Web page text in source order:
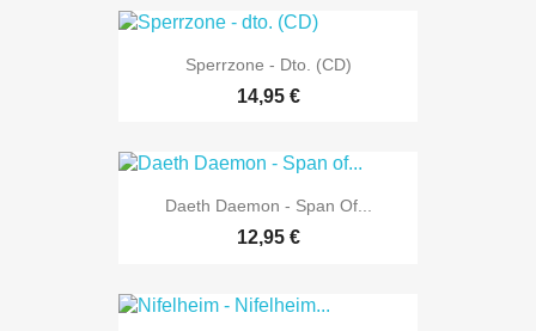
Sperrzone - Dto. (CD)
14,95 €
Daeth Daemon - Span Of...
12,95 €